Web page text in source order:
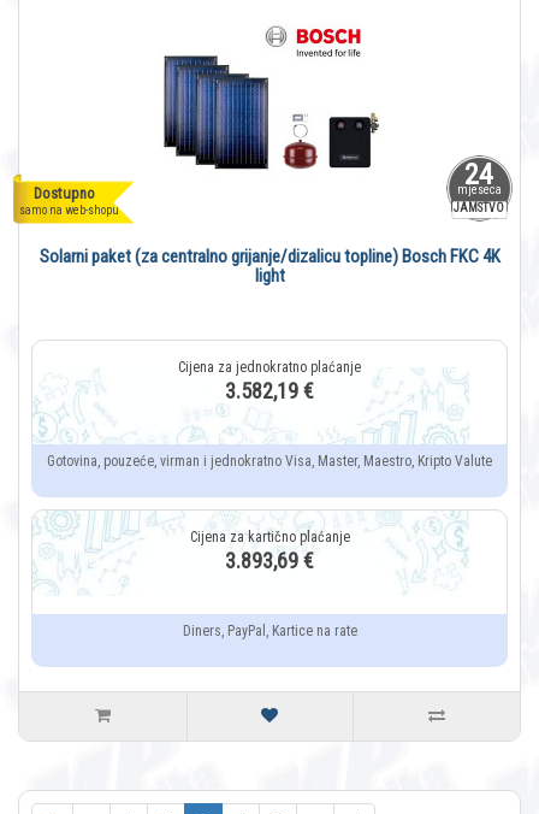
24
mjeseca
JAMSTVO
Dostupno
samo na web-shopu
Solarni paket (za centralno grijanje/dizalicu topline) Bosch FKC 4K
light
3.582,19 €
Gotovina, pouzeće, virman i jednokratno Visa, Master, Maestro, Kripto Valute
3.893,69 €
Diners, PayPal, Kartice na rate